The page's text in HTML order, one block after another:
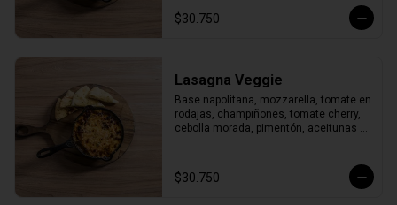
$30.750
Lasagna Veggie
Base napolitana, mozzarella, tomate en
rodajas, champiñones, tomate cherry,
cebolla morada, pimentón, aceitunas
$30.750